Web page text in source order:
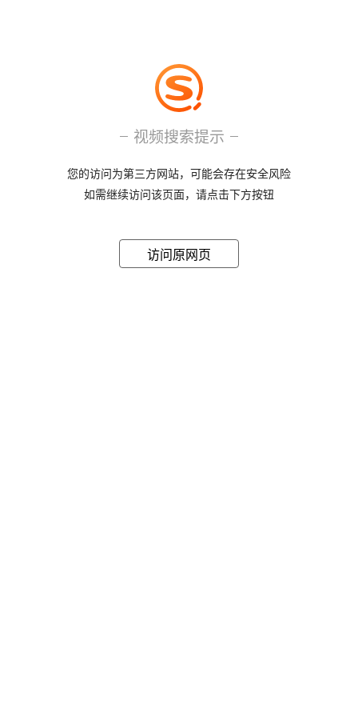
视频搜索提示
您的访问为第三方网站，可能会存在安全风险
如需继续访问该页面，请点击下方按钮
访问原网页